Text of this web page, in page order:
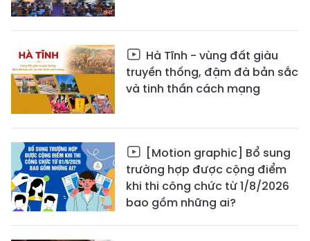
Hà Tĩnh - vùng đất giàu
truyền thống, đậm đà bản sắc
và tinh thần cách mạng
[Motion graphic] Bổ sung
trường hợp được cộng điểm
khi thi công chức từ 1/8/2026
bao gồm những ai?